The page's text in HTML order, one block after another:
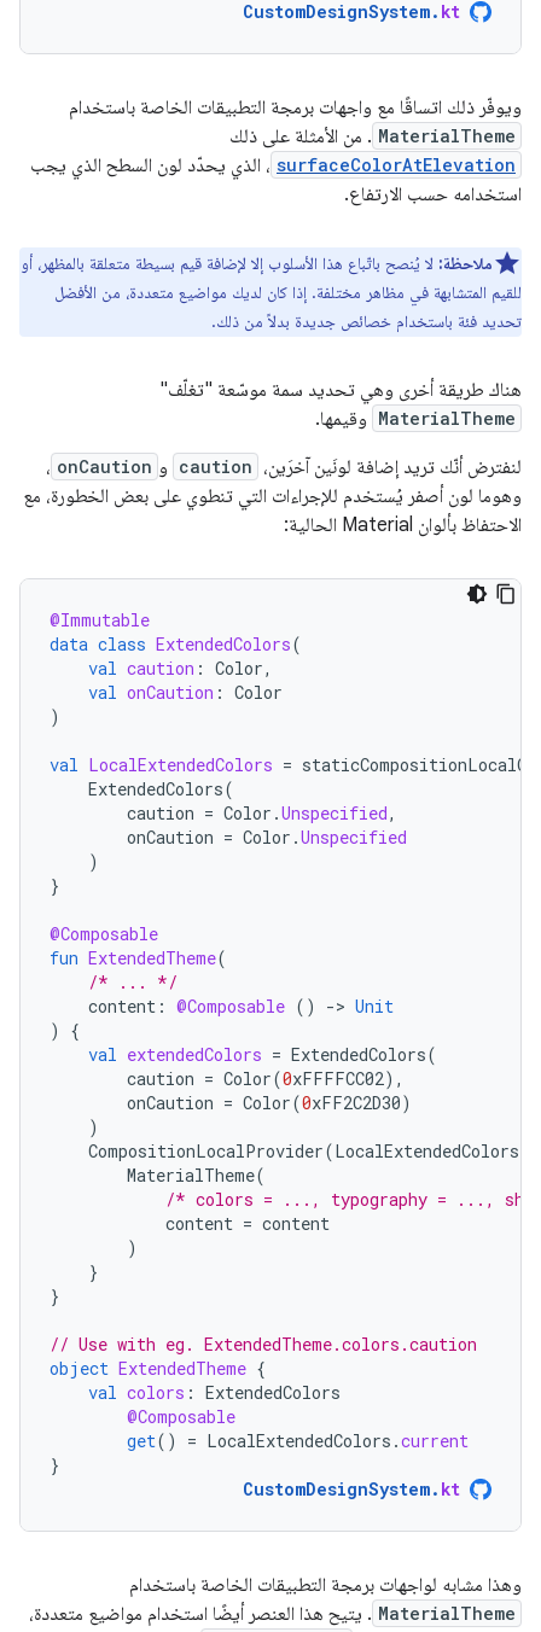
CustomDesignSystem. kt
ويوفّر ذلك اتساقًا مع واجهات برمجة التطبيقات الخاصة باستخدام
MaterialTheme . من الأمثلة على ذلك
surfaceColorAtElevation ، الذي يحدّد لون السطح الذي يجب
استخدامه حسب الارتفاع.
ملاحظة: لا يُنصح باتّباع هذا الأسلوب إلا لإضافة قيم بسيطة متعلقة بالمظهر، أو
للقيم المتشابهة في مظاهر مختلفة. إذا كان لديك مواضيع متعددة، من الأفضل
تحديد فئة باستخدام خصائص جديدة بدلاً من ذلك.
هناك طريقة أخرى وهي تحديد سمة موسّعة "تغلّف"
MaterialTheme وقيمها.
لنفترض أنّك تريد إضافة لونَين آخرَين، caution و onCaution ،
وهوما لون أصفر يُستخدم للإجراءات التي تنطوي على بعض الخطورة، مع
الاحتفاظ بألوان Material الحالية:
@Immutable
data class ExtendedColors(
val caution : Color,
val onCaution : Color
)
val LocalExtendedColors = staticCompositionLocalOf
ExtendedColors(
caution = Color .Unspecified,
onCaution = Color .Unspecified
)
}
@Composable
fun ExtendedTheme(
/* ... */
content : @Composable () -> Unit
)
{
val extendedColors = ExtendedColors(
caution = Color(0xFFFFCC02),
onCaution = Color(0xFF2C2D30)
)
CompositionLocalProvider(LocalExtendedColors
MaterialTheme(
/* colors = ..., typography = ...,
content = content
)
}
}
// Use with eg. ExtendedTheme.colors.caution
object ExtendedTheme {
val colors : ExtendedColors
@Composable
get() = LocalExtendedColors .current
}
CustomDesignSystem. kt
وهذا مشابه لواجهات برمجة التطبيقات الخاصة باستخدام
MaterialTheme . يتيح هذا العنصر أيضًا استخدام مواضيع متعددة،